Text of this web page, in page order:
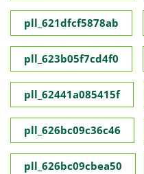
pll_621dfcf5878ab
pll_623b05f7cd4f0
pll_62441a085415f
pll_626bc09c36c46
pll_626bc09cbea50